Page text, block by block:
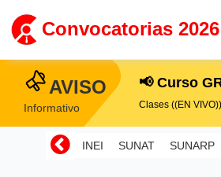
Convocatorias 2026
AVISO
Informativo
📢 Curso
Clases ((EN
INEI SUNAT SUNARP